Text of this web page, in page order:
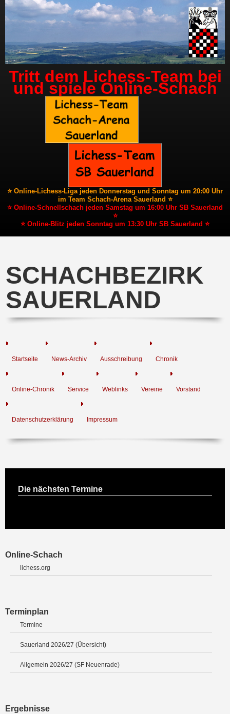
Tritt dem Lichess-Team bei
und spiele Online-Schach
⭐ Online-Lichess-Liga jeden Donnerstag und Sonntag um 20:00 Uhr
im Team Schach-Arena Sauerland ⭐
⭐ Online-Schnellschach jeden Samstag um 16:00 Uhr SB Sauerland
⭐
⭐ Online-Blitz jeden Sonntag um 13:30 Uhr SB Sauerland ⭐
SCHACHBEZIRK
SAUERLAND
Startseite News-Archiv Ausschreibung Chronik
Online-Chronik Service Weblinks Vereine Vorstand
Datenschutzerklärung Impressum
Die nächsten Termine
Online-Schach
lichess.org
Terminplan
Termine
Sauerland 2026/27 (Übersicht)
Allgemein 2026/27 (SF Neuenrade)
Ergebnisse